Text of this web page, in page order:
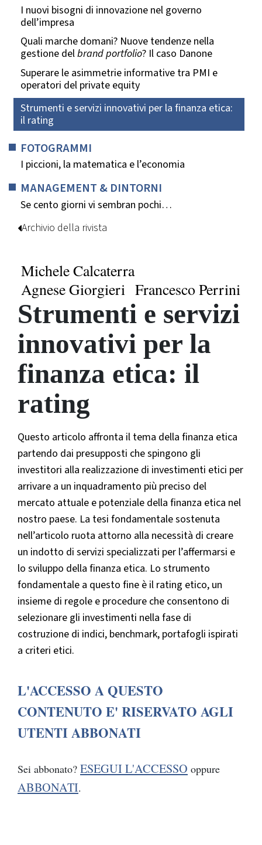
I nuovi bisogni di innovazione nel governo
dell’impresa
Quali marche domani? Nuove tendenze nella
gestione delbrand portfolio? Il caso Danone
Superare le asimmetrie informative tra PMI e
operatori del private equity
Strumenti e servizi innovativi per la finanza etica:
il rating
FOTOGRAMMI
I piccioni, la matematica e l’economia
MANAGEMENT & DINTORNI
Se cento giorni vi sembran pochi…
Archivio della rivista
Michele Calcaterra
Agnese Giorgieri Francesco Perrini
Strumenti e servizi
innovativi per la
finanza etica: il
rating
Questo articolo affronta il tema della finanza etica
partendo dai presupposti che spingono gli
investitori alla realizzazione di investimenti etici per
arrivare a un inquadramento più preciso del
mercato attuale e potenziale della finanza etica nel
nostro paese. La tesi fondamentale sostenuta
nell’articolo ruota attorno alla necessità di creare
un indotto di servizi specializzati per l’affermarsi e
lo sviluppo della finanza etica. Lo strumento
fondamentale a questo fine è il rating etico, un
insieme di regole e procedure che consentono di
selezionare gli investimenti nella fase di
costruzione di indici, benchmark, portafogli ispirati
a criteri etici.
L'ACCESSO A QUESTO
CONTENUTO E' RISERVATO AGLI
UTENTI ABBONATI
Sei abbonato? ESEGUI L'ACCESSO oppure
ABBONATI.